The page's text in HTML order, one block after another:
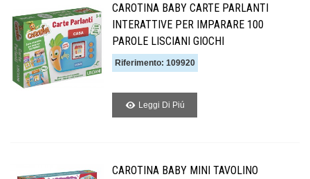
CAROTINA BABY CARTE PARLANTI
INTERATTIVE PER IMPARARE 100
PAROLE LISCIANI GIOCHI
Riferimento: 109920
Leggi Di Piú
CAROTINA BABY MINI TAVOLINO